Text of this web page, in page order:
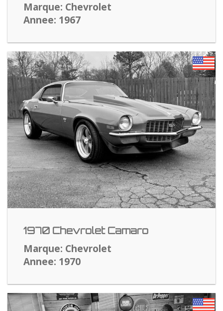
Marque: Chevrolet
Annee: 1967
1970 Chevrolet Camaro
Marque: Chevrolet
Annee: 1970